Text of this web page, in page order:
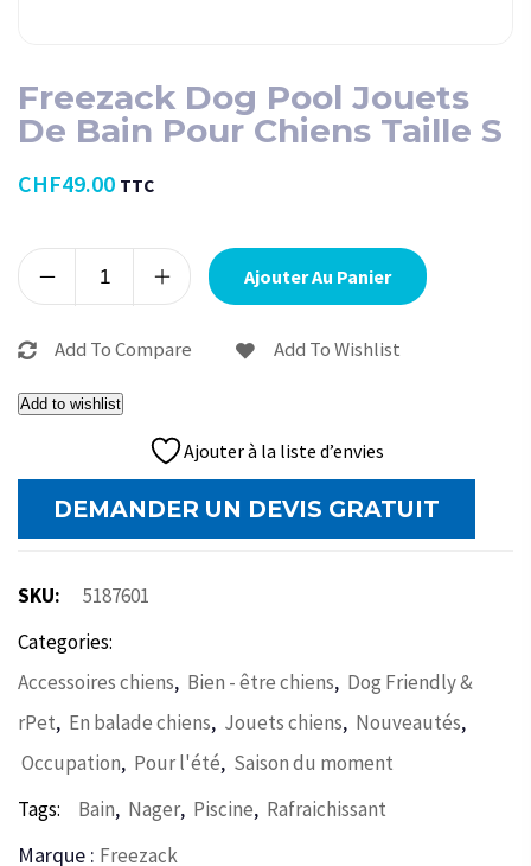
Freezack Dog Pool Jouets
De Bain Pour Chiens Taille S
CHF49.00 TTC
Ajouter Au Panier
Alternative:
Add To Compare Add To Wishlist
Add to wishlist
Ajouter à la liste d’envies
DEMANDER UN DEVIS GRATUIT
SKU:
5187601
Categories:
Accessoires chiens, Bien - être chiens, Dog Friendly &
rPet, En balade chiens, Jouets chiens, Nouveautés,
Occupation, Pour l'été, Saison du moment
Tags:
Bain, Nager, Piscine, Rafraichissant
Marque : Freezack